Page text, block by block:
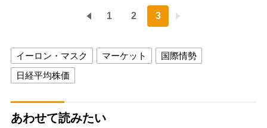
1 2 3
イーロン・マスク マーケット
国際情勢
日経平均株価
あわせて読みたい